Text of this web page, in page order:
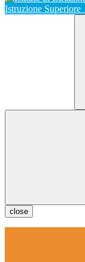
Istruzione Superiore
close